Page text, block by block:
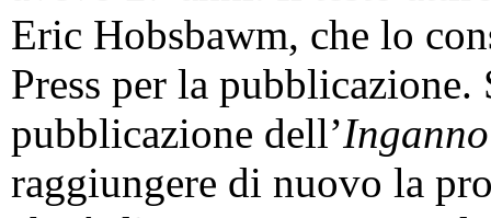
Eric Hobsbawm, che lo
Press per la
pubblicazione dell’
raggiungere di nuovo la